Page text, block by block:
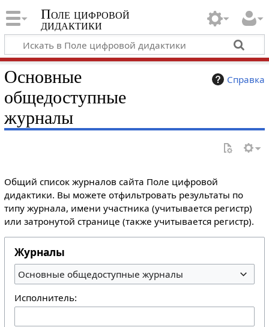
Поле цифровой
дидактики
Справка
Основные
общедоступные
журналы
Общий список журналов сайта Поле цифровой
дидактики. Вы можете отфильтровать результаты по
типу журнала, имени участника (учитывается регистр)
или затронутой странице (также учитывается регистр).
Журналы
Основные общедоступные журналы
Исполнитель: